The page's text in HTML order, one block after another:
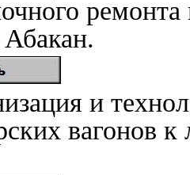
и
вагонов